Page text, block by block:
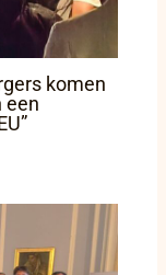
komen
een